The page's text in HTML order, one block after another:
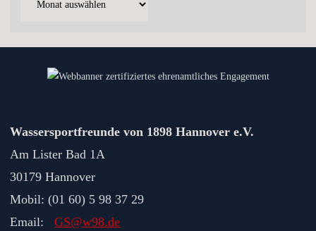
Wassersportfreunde von 1898 Hannover e.V.
Am Lister Bad 1A
30179 Hannover
Mobil: (01 60) 5 98 37 29
Email:GS@w98.de